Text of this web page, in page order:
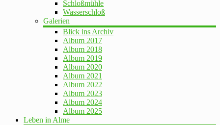
Schloßmühle
Wasserschloß
Galerien
Blick ins Archiv
Album 2017
Album 2018
Album 2019
Album 2020
Album 2021
Album 2022
Album 2023
Album 2024
Album 2025
Leben in Alme